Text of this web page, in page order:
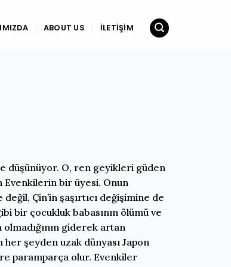
ABOUT US İLETIŞIM
düşünüyor. O, ren geyikleri güden
Evenkilerin bir üyesi. Onun
Çin’in şaşırtıcı değişimine de
bir çocukluk babasının ölümü ve
giderek artan
her şeyden uzak dünyası Japon
paramparça olur. Evenkiler